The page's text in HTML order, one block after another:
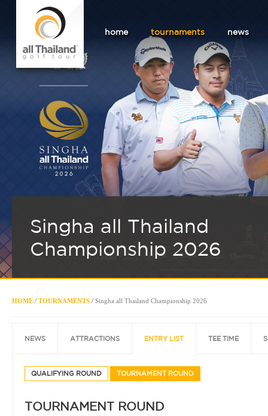
home tournaments news
Singha all Thailand
Championship 2026
HOME / TOURNAMENTS / Singha all Thailand Championship 2026
NEWS ATTRACTIONS ENTRY LIST TEE TIME
QUALIFYING ROUND TOURNAMENT ROUND
TOURNAMENT ROUND